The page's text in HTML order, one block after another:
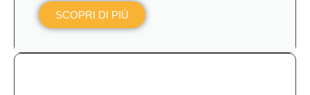
SCOPRI DI PIÙ